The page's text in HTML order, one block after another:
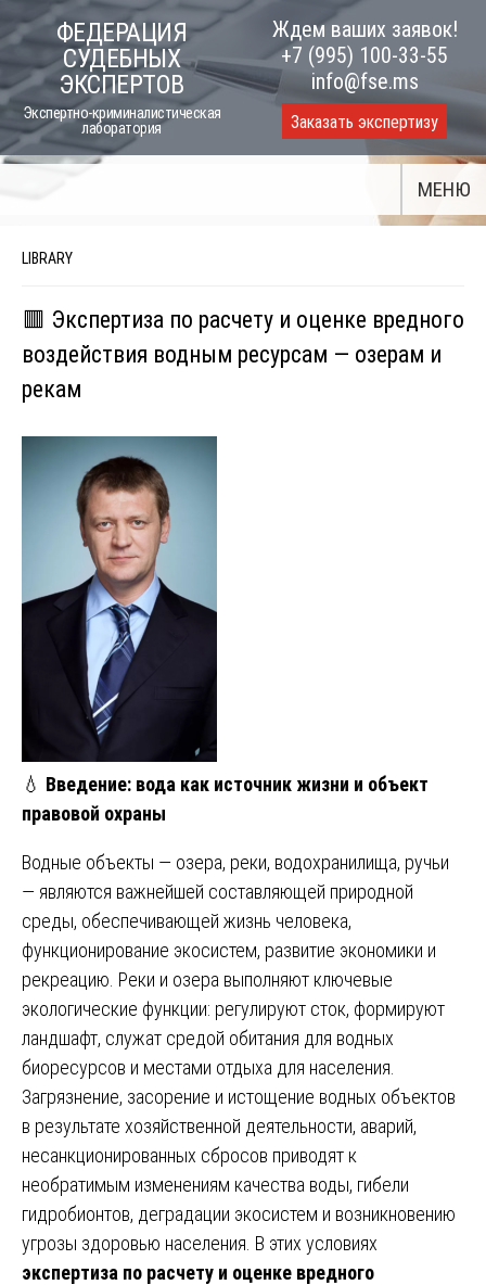
to
content
ФЕДЕРАЦИЯ
СУДЕБНЫХ
ЭКСПЕРТОВ
Экспертно-криминалистическая
лаборатория
Ждем ваших заявок!
+7 (995) 100-33-55
info@fse.ms
Заказать экспертизу
МЕНЮ
LIBRARY
🟥 Экспертиза по расчету и оценке вредного
воздействия водным ресурсам — озерам и
рекам
💧 Введение: вода как источник жизни и объект
правовой охраны
Водные объекты — озера, реки, водохранилища, ручьи
— являются важнейшей составляющей природной
среды, обеспечивающей жизнь человека,
функционирование экосистем, развитие экономики и
рекреацию. Реки и озера выполняют ключевые
экологические функции: регулируют сток, формируют
ландшафт, служат средой обитания для водных
биоресурсов и местами отдыха для населения.
Загрязнение, засорение и истощение водных объектов
в результате хозяйственной деятельности, аварий,
несанкционированных сбросов приводят к
необратимым изменениям качества воды, гибели
гидробионтов, деградации экосистем и возникновению
угрозы здоровью населения. В этих условиях
экспертиза по расчету и оценке вредного